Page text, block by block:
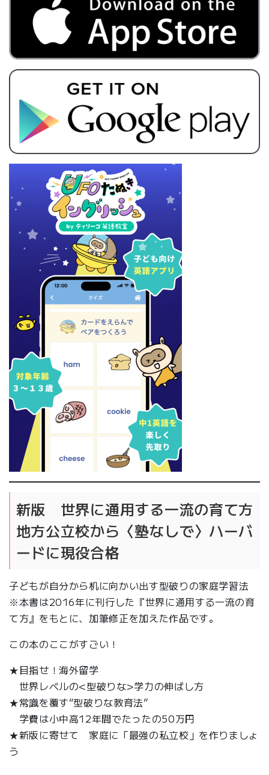
新版 世界に通用する一流の育て方
地方公立校から〈塾なしで〉ハーバ
ードに現役合格
子どもが自分から机に向かい出す型破りの家庭学習法
※本書は2016年に刊行した『世界に通用する一流の育
て方』をもとに、加筆修正を加えた作品です。
この本のここがすごい！
★目指せ！海外留学
世界レベルの<型破りな>学力の伸ばし方
★常識を覆す“型破りな教育法”
学費は小中高12年間でたったの50万円
★新版に寄せて 家庭に「最強の私立校」を作りましょ
う